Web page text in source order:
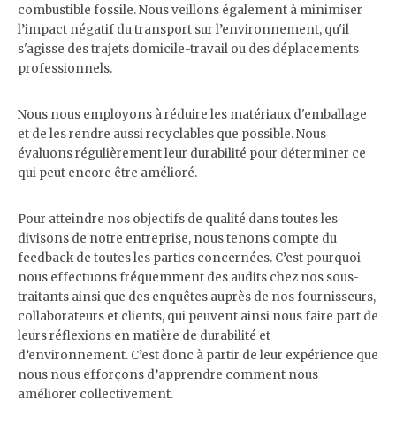
combustible fossile. Nous veillons également à minimiser
l’impact négatif du transport sur l’environnement, qu'il
s'agisse des trajets domicile-travail ou des déplacements
professionnels.
Nous nous employons à réduire les matériaux d'emballage
et de les rendre aussi recyclables que possible. Nous
évaluons régulièrement leur durabilité pour déterminer ce
qui peut encore être amélioré.
Pour atteindre nos objectifs de qualité dans toutes les
divisons de notre entreprise, nous tenons compte du
feedback de toutes les parties concernées. C’est pourquoi
nous effectuons fréquemment des audits chez nos sous-
traitants ainsi que des enquêtes auprès de nos fournisseurs,
collaborateurs et clients, qui peuvent ainsi nous faire part de
leurs réflexions en matière de durabilité et
d’environnement. C’est donc à partir de leur expérience que
nous nous efforçons d’apprendre comment nous
améliorer collectivement.